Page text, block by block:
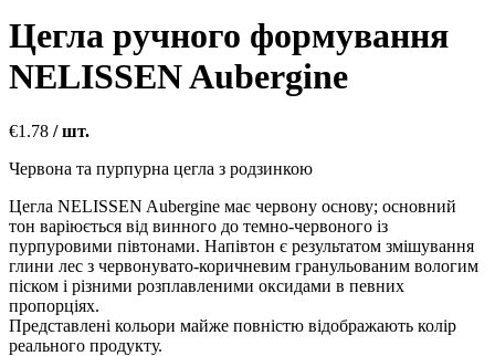
Цегла ручного формування
NELISSEN Aubergine
€1.78 / шт.
Червона та пурпурна цегла з родзинкою
Цегла NELISSEN Aubergine має червону основу; основний
тон варіюється від винного до темно-червоного із
пурпуровими півтонами. Напівтон є результатом змішування
глини лес з червонувато-коричневим гранульованим вологим
піском і різними розплавленими оксидами в певних
пропорціях.
Представлені кольори майже повністю відображають колір
реального продукту.